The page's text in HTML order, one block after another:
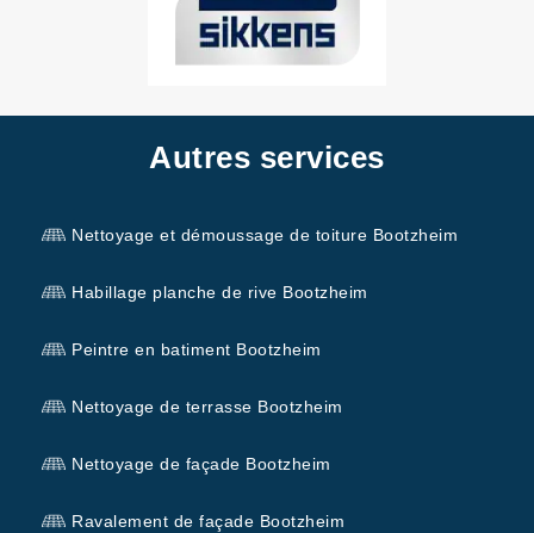
Autres services
Nettoyage et démoussage de toiture Bootzheim
Habillage planche de rive Bootzheim
Peintre en batiment Bootzheim
Nettoyage de terrasse Bootzheim
Nettoyage de façade Bootzheim
Ravalement de façade Bootzheim